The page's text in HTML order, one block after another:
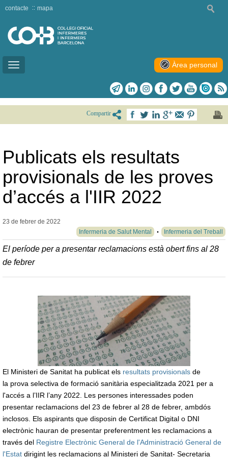
Toggle
contacte mapa
Àrea personal
Compartir
Publicats els resultats
provisionals de les proves
d’accés a l'IIR 2022
23 de febrer de 2022
Infermeria de Salut Mental
Infermeria del Treball
El període per a presentar reclamacions està obert fins al 28
de febrer
El Ministeri de Sanitat ha publicat els resultats provisionals de
la prova selectiva de formació sanitària especialitzada 2021 per a
l'accés a l’IIR l’any 2022. Les persones interessades poden
presentar reclamacions del 23 de febrer al 28 de febrer, ambdós
inclosos. Els aspirants que disposin de Certificat Digital o DNI
electrònic hauran de presentar preferentment les reclamacions a
través del Registre Electrònic General de l'Administració General de
l'Estat dirigint les reclamacions al Ministeri de Sanitat- Secretaria